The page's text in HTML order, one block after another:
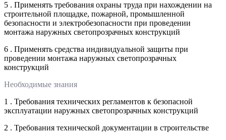
5 . Применять требования охраны труда при нахождении на
строительной площадке, пожарной, промышленной
безопасности и электробезопасности при проведении
монтажа наружных светопрозрачных конструкций
6 . Применять средства индивидуальной защиты при
проведении монтажа наружных светопрозрачных
конструкций
Необходимые знания
1 . Требования технических регламентов к безопасной
эксплуатации наружных светопрозрачных конструкций
2 . Требования технической документации в строительстве